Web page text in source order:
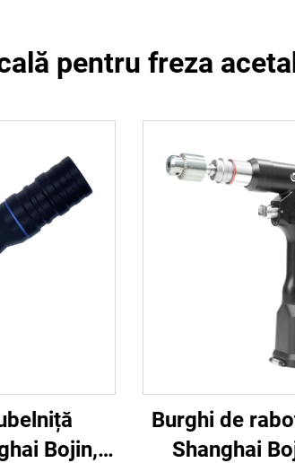
pentru freza
Bojin,
Burghi de
Shanghai